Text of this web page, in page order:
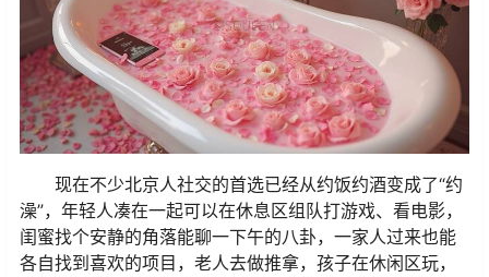
现在不少北京人社交的首选已经从约饭约酒变成了“约
澡”，年轻人凑在一起可以在休息区组队打游戏、看电影，
闺蜜找个安静的角落能聊一下午的八卦，一家人过来也能
各自找到喜欢的项目，老人去做推拿，孩子在休闲区玩，